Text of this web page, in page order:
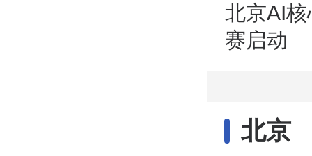
北京AI
赛启动
北京